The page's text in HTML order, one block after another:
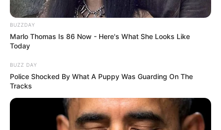
BUZZDAY
Marlo Thomas Is 86 Now - Here's What She Looks Like
Today
BUZZ DAY
Police Shocked By What A Puppy Was Guarding On The
Tracks